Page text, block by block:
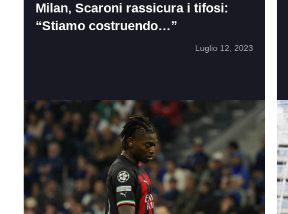
Milan, Scaroni rassicura i tifosi:
“Stiamo costruendo…”
Luglio 12, 2023